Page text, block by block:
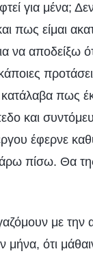
για μένα;
πως είμαι
αποδείξω
πως
και
έφερνε
πίσω. Θα
με
μήνα, ότι